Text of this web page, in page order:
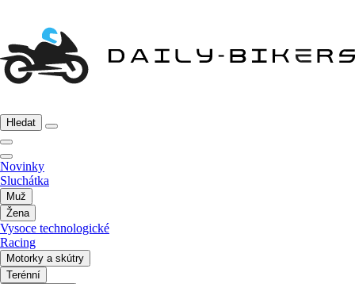
Hledat
Novinky
Sluchátka
Muž
Žena
Vysoce technologické
Racing
Motorky a skútry
Terénní